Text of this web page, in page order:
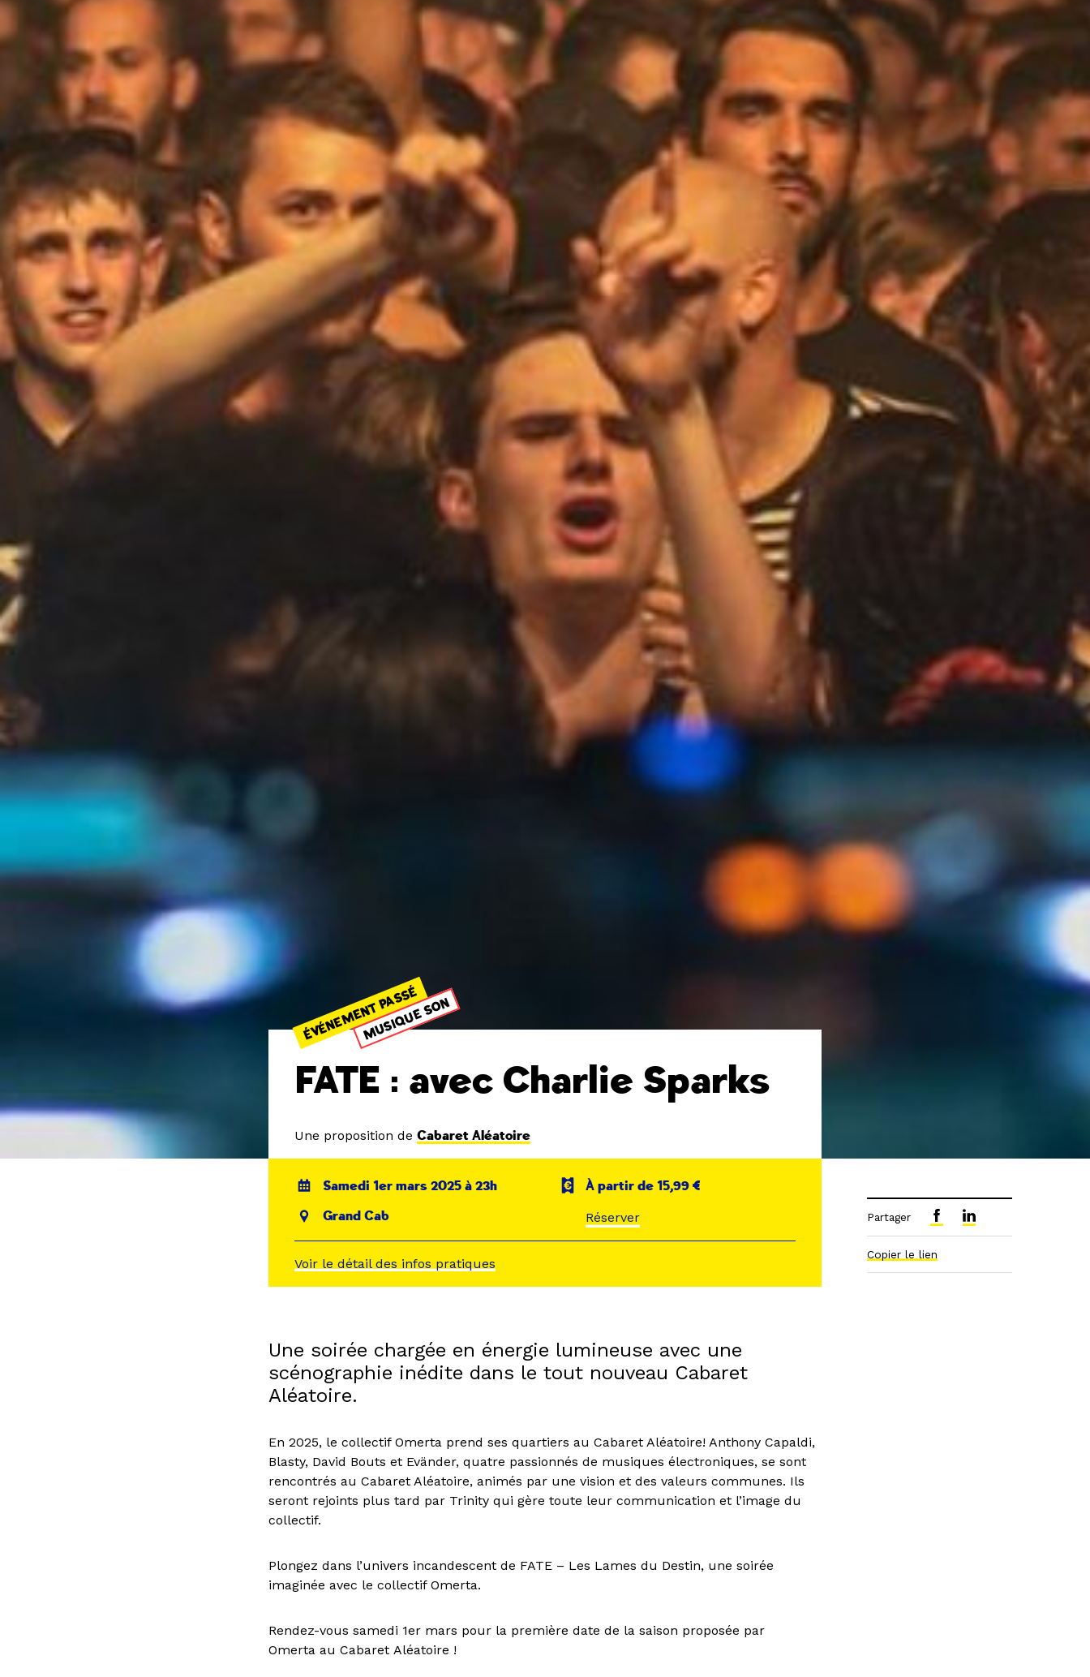
ÉVÉNEMENT PASSÉ
MUSIQUE SON
FATE : avec Charlie Sparks
Une proposition deCabaret Aléatoire
Samedi 1er mars 2025 à 23h
À partir de 15,99 €
Grand Cab
Réserver
Voir le détail des infos pratiques
Une soirée chargée en énergie lumineuse avec une
scénographie inédite dans le tout nouveau Cabaret
Aléatoire.
En 2025, le collectif Omerta prend ses quartiers au Cabaret Aléatoire! Anthony Capaldi,
Blasty, David Bouts et Evänder, quatre passionnés de musiques électroniques, se sont
rencontrés au Cabaret Aléatoire, animés par une vision et des valeurs communes. Ils
seront rejoints plus tard par Trinity qui gère toute leur communication et l’image du
collectif.
Plongez dans l’univers incandescent de FATE – Les Lames du Destin, une soirée
imaginée avec le collectif Omerta.
Rendez-vous samedi 1er mars pour la première date de la saison proposée par
Omerta au Cabaret Aléatoire !
Partager
Copier le lien